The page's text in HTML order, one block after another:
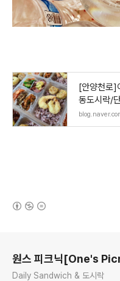
[안양천로]
동도시락/
원스 피크닉[One's
Daily Sandwich & 도시락